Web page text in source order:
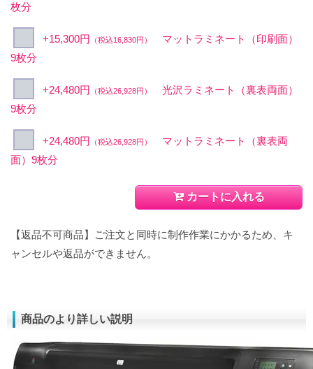
枚分
+15,300円 （税込16,830円）
マットラミネート（印刷面）
9枚分
+24,480円 （税込26,928円）
光沢ラミネート（裏表両面）
9枚分
+24,480円 （税込26,928円）
マットラミネート（裏表両
面）9枚分
カートに入れる
【返品不可商品】ご注文と同時に制作作業にかかるため、キ
ャンセルや返品ができません。
商品のより詳しい説明